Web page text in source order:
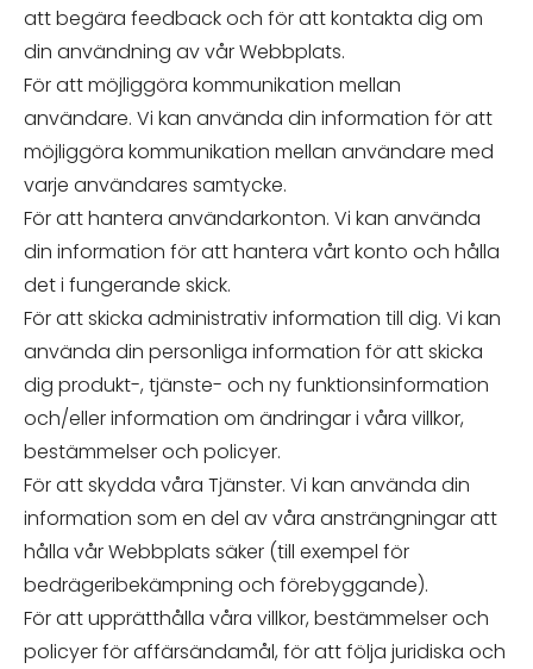
att begära feedback och för att kontakta dig om
din användning av vår Webbplats.
För att möjliggöra kommunikation mellan
användare. Vi kan använda din information för att
möjliggöra kommunikation mellan användare med
varje användares samtycke.
För att hantera användarkonton. Vi kan använda
din information för att hantera vårt konto och hålla
det i fungerande skick.
För att skicka administrativ information till dig. Vi kan
använda din personliga information för att skicka
dig produkt-, tjänste- och ny funktionsinformation
och/eller information om ändringar i våra villkor,
bestämmelser och policyer.
För att skydda våra Tjänster. Vi kan använda din
information som en del av våra ansträngningar att
hålla vår Webbplats säker (till exempel för
bedrägeribekämpning och förebyggande).
För att upprätthålla våra villkor, bestämmelser och
policyer för affärsändamål, för att följa juridiska och